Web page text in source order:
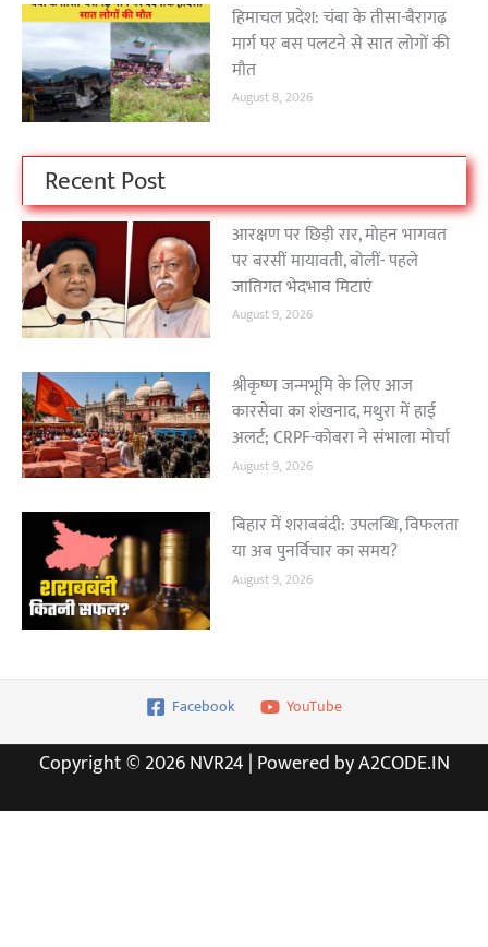
हिमाचल प्रदेश: चंबा के तीसा-बैरागढ़
मार्ग पर बस पलटने से सात लोगों की
मौत
August 8, 2026
Recent Post
आरक्षण पर छिड़ी रार, मोहन भागवत
पर बरसीं मायावती, बोलीं- पहले
जातिगत भेदभाव मिटाएं
August 9, 2026
श्रीकृष्ण जन्मभूमि के लिए आज
कारसेवा का शंखनाद, मथुरा में हाई
अलर्ट; CRPF-कोबरा ने संभाला मोर्चा
August 9, 2026
बिहार में शराबबंदी: उपलब्धि, विफलता
या अब पुनर्विचार का समय?
August 9, 2026
Facebook YouTube
Copyright © 2026 NVR24 | Powered by A2CODE.IN